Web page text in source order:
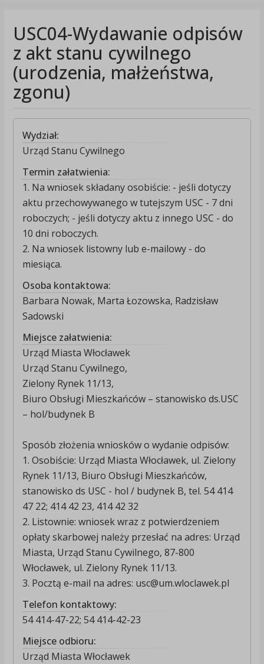
USC04-Wydawanie odpisów
z akt stanu cywilnego
(urodzenia, małżeństwa,
zgonu)
Wydział:
Urząd Stanu Cywilnego
Termin załatwienia:
1. Na wniosek składany osobiście: - jeśli dotyczy
aktu przechowywanego w tutejszym USC - 7 dni
roboczych; - jeśli dotyczy aktu z innego USC - do
10 dni roboczych.
2. Na wniosek listowny lub e-mailowy - do
miesiąca.
Osoba kontaktowa:
Barbara Nowak, Marta Łozowska, Radzisław
Sadowski
Miejsce załatwienia:
Urząd Miasta Włocławek
Urząd Stanu Cywilnego,
Zielony Rynek 11/13,
Biuro Obsługi Mieszkańców – stanowisko ds.USC
– hol/budynek B
Sposób złożenia wniosków o wydanie odpisów:
1. Osobiście: Urząd Miasta Włocławek, ul. Zielony
Rynek 11/13, Biuro Obsługi Mieszkańców,
stanowisko ds USC - hol / budynek B, tel. 54 414
47 22; 414 42 23, 414 42 32
2. Listownie: wniosek wraz z potwierdzeniem
opłaty skarbowej należy przesłać na adres: Urząd
Miasta, Urząd Stanu Cywilnego, 87-800
Włocławek, ul. Zielony Rynek 11/13.
3. Pocztą e-mail na adres: usc@um.wloclawek.pl
Telefon kontaktowy:
54 414-47-22; 54 414-42-23
Miejsce odbioru:
Urząd Miasta Włocławek